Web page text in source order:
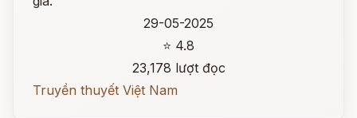
29-05-2025
⭐ 4.8
23,178 lượt đọc
Truyền thuyết Việt Nam